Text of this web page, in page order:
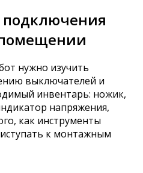
подключения
нужно изучить
выключателей и
инвентарь: ножик,
напряжения,
как инструменты
к монтажным